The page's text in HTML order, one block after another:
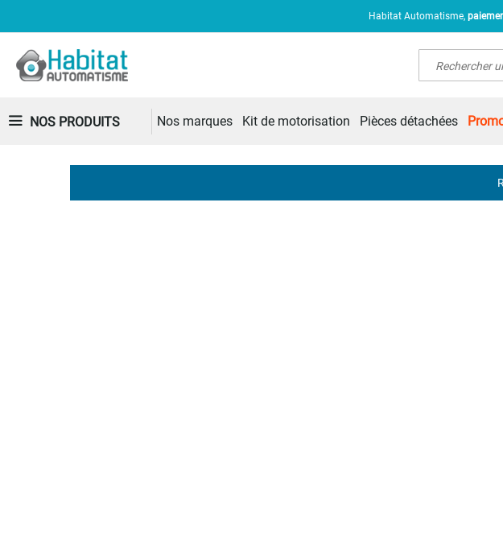
Habitat Automatisme,
NOS PRODUITS Nos marques Kit de motorisation Pièces détachées